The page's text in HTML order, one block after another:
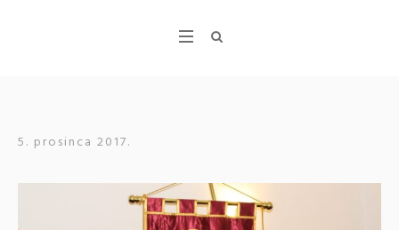
5. prosinca 2017.